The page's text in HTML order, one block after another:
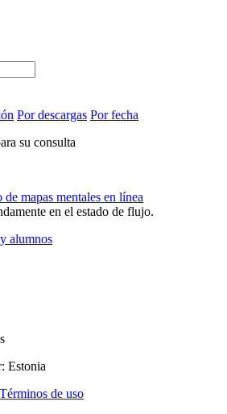
Por descargas Por fecha
su consulta
mapas mentales en línea
en el estado de flujo.
alumnos
Estonia
Términos de uso